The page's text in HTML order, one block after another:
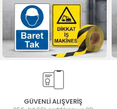
GÜVENLİ ALIŞVERİŞ